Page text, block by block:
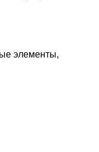
элементы,